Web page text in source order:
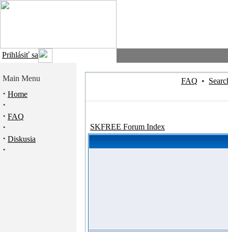
Prihlásiť sa
Main Menu
· Home
·
· FAQ
·
· Diskusia
·
FAQ •
SKFREE Forum Index